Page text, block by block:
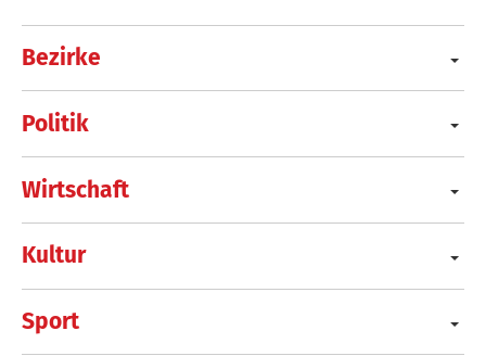
Bezirke
Politik
Wirtschaft
Kultur
Sport